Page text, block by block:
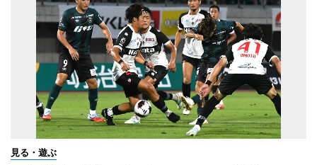
見る・遊ぶ